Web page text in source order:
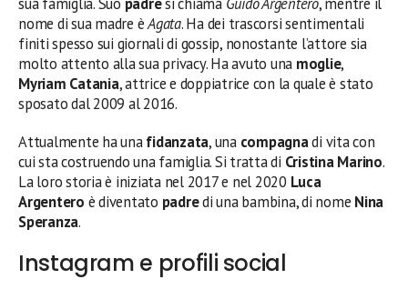
nome di sua madre èAgata. Ha dei trascorsi sentimentali
finiti spesso sui giornali di gossip, nonostante l’attore sia
molto attento alla sua privacy. Ha avuto una moglie,
Myriam Catania, attrice e doppiatrice con la quale è stato
sposato dal 2009 al 2016.
Attualmente ha unafidanzata, una compagnadi vita con
cui sta costruendo una famiglia. Si tratta di Cristina Marino.
La loro storia è iniziata nel 2017 e nel 2020 Luca
Argentero è diventato padredi una bambina, di nome Nina
Speranza.
Instagram e profili social